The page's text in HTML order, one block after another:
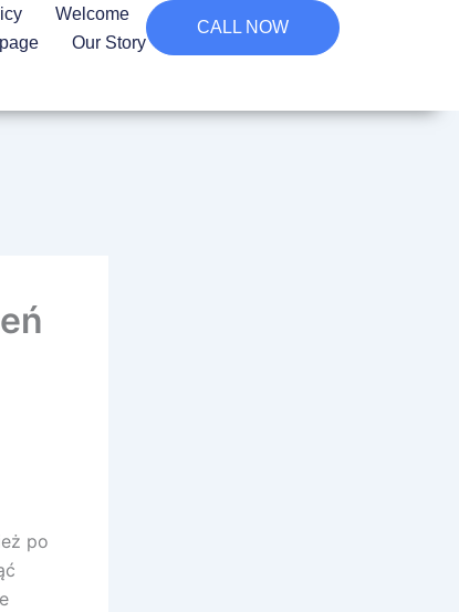
Welcome
Our Story
CALL NOW
po